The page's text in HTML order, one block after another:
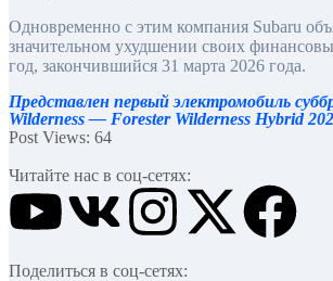
Одновременно с этим компания Subaru
значительном ухудшении своих
год, закончившийся 31 марта 2026 года.
Представлен первый электромобиль
Wilderness — Forester Wilderness Hybrid
Post Views: 64
Читайте нас в соц-сетях:
Поделиться в соц-сетях: